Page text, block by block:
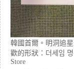
韓國首爾。明洞追
歡的形狀：더세임 명
Store